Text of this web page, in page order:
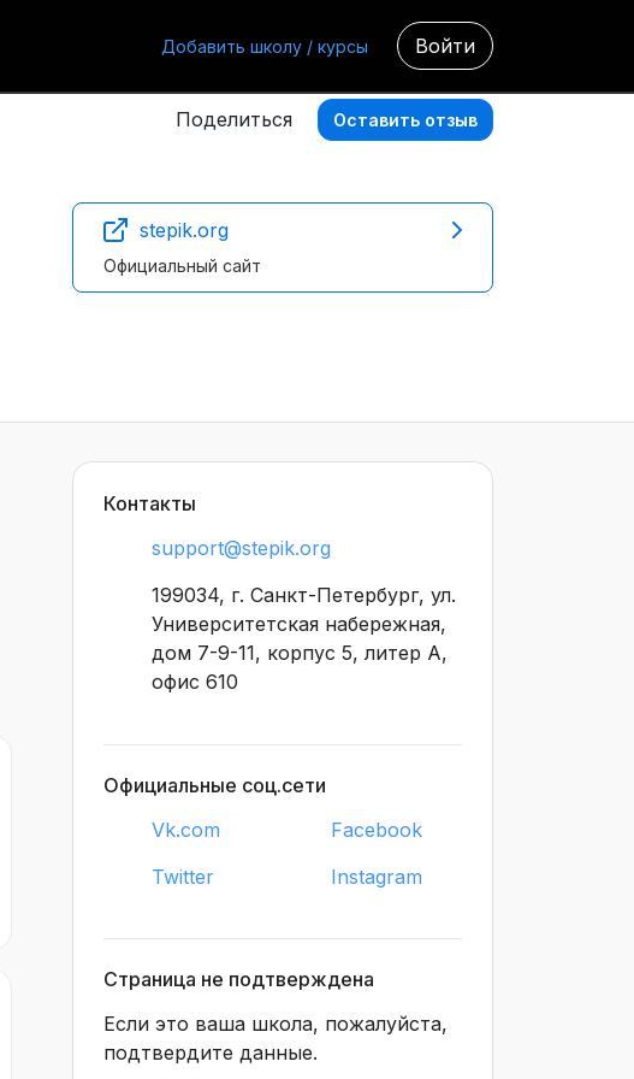
Добавить школу / курсы Войти
Поделиться Оставить отзыв
stepik.org
Официальный сайт
Контакты
support@stepik.org
199034, г. Санкт-Петербург, ул.
Университетская набережная,
дом 7-9-11, корпус 5, литер А,
офис 610
Официальные соц.сети
Vk.com
Facebook
Twitter
Instagram
Страница не подтверждена
Если это ваша школа, пожалуйста,
подтвердите данные.